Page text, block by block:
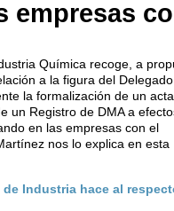
empresas
Química recoge, a
a la figura del
la formalización de un
un Registro de DMA a
en las empresas con el
nos lo explica en esta
Industria hace al